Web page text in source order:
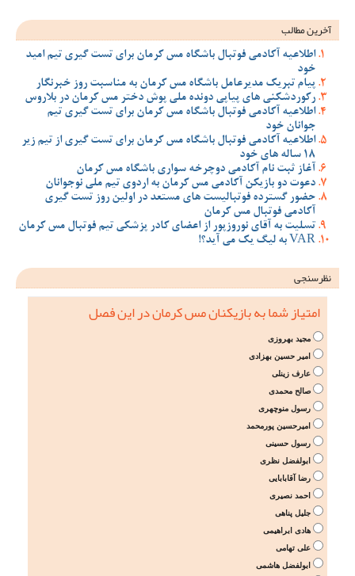
آخرین مطالب
اطلاعیه آکادمی فوتبال باشگاه مس کرمان برای تست گیری تیم امید
خود
پیام تبریک مدیرعامل باشگاه مس کرمان به مناسبت روز خبرنگار
رکوردشکنی های پیاپی دونده ملی پوش دختر مس کرمان در بلاروس
اطلاعیه آکادمی فوتبال باشگاه مس کرمان برای تست گیری تیم
جوانان خود
اطلاعیه آکادمی فوتبال باشگاه مس کرمان برای تست گیری از تیم زیر
18 ساله های خود
آغاز ثبت نام آکادمی دوچرخه سواری باشگاه مس کرمان
دعوت دو بازیکن آکادمی مس کرمان به اردوی تیم ملی نوجوانان
حضور گسترده فوتبالیست های مستعد در اولین روز تست گیری
آکادمی فوتبال مس کرمان
تسلیت به آقای نوروزپور از اعضای کادر پزشکی تیم فوتبال مس کرمان
VAR به لیگ یک می آید؟!
نظرسنجی
امتیاز شما به بازیکنان مس کرمان در این فصل
مجید بهروزی
امیر حسین بهزادی
عارف زینلی
صالح محمدی
رسول منوچهری
امیرحسین پورمحمد
رسول حسینی
ابولفضل نظری
رضا آقابابایی
احمد نصیری
جلیل پناهی
هادی ابراهیمی
علی تهامی
ابولفضل هاشمی